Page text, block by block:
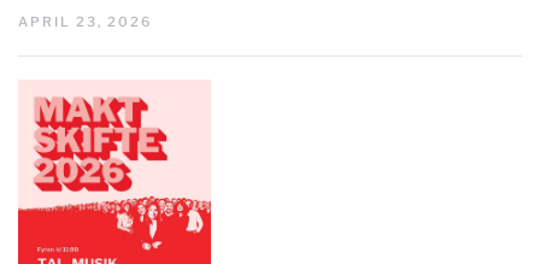
APRIL 23, 2026